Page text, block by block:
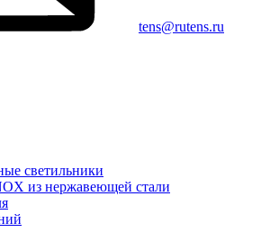
tens@rutens.ru
светильники
из нержавеющей стали